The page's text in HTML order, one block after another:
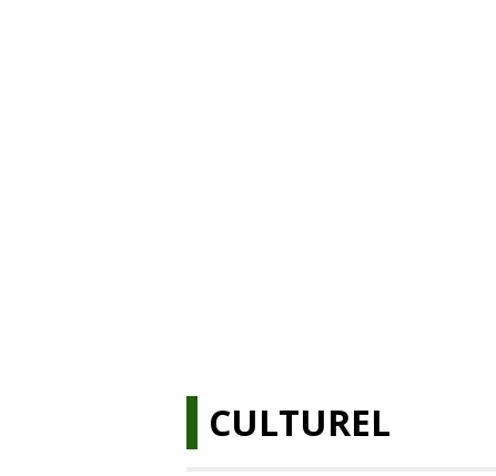
CULTUREL